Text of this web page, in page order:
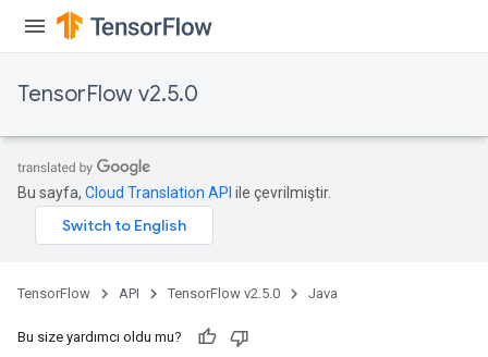
TensorFlow v2.5.0
Bu sayfa, Cloud Translation API ile çevrilmiştir.
TensorFlow API TensorFlow v2.5.0 Java
Bu size yardımcı oldu mu?